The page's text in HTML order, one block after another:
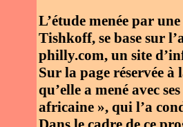
L’étude menée par
Tishkoff, se base sur
philly.com, un site
Sur la page réservée à
qu’elle a mené avec
africaine », qui l’a